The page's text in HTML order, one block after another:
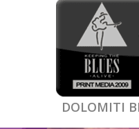
DOLOMITI